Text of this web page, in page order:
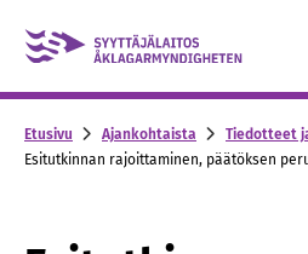
Skip to content -
Etusivu Ajankohtaista
Tiedotteet
Esitutkinnan rajoittaminen, päätöksen